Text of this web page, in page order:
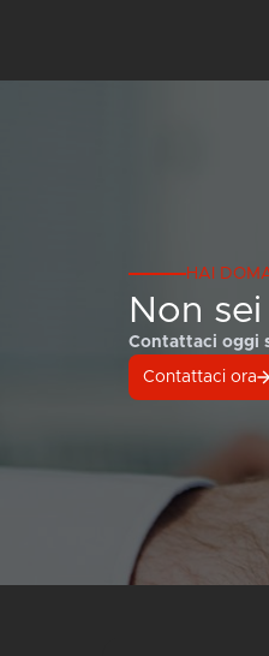
HAI
Non
Contattaci oggi
Contattaci ora